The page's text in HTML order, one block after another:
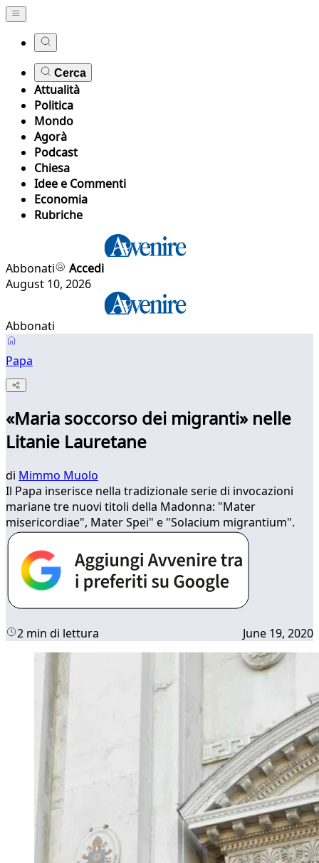
Cerca
Attualità
Politica
Mondo
Agorà
Podcast
Chiesa
Idee e Commenti
Economia
Rubriche
Abbonati
Accedi
August 10, 2026
Abbonati
Papa
«Maria soccorso dei migranti» nelle
Litanie Lauretane
di Mimmo Muolo
Il Papa inserisce nella tradizionale serie di invocazioni
mariane tre nuovi titoli della Madonna: "Mater
misericordiae", Mater Spei" e "Solacium migrantium".
2 min di lettura June 19, 2020